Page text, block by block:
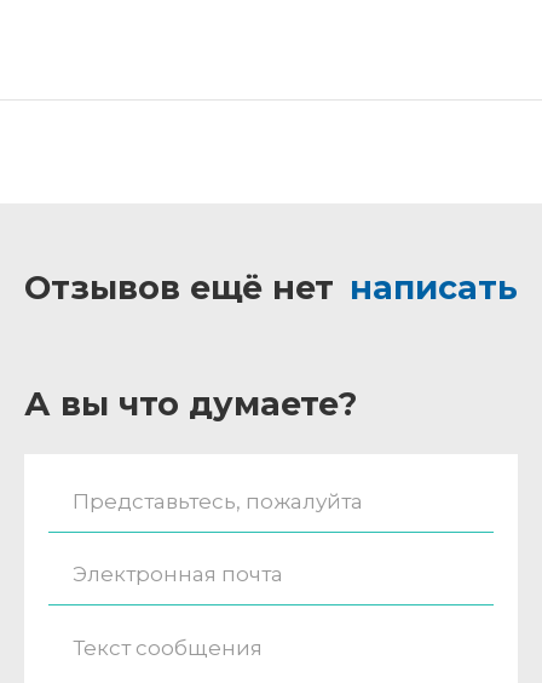
Отзывов ещё нет написать
А вы что думаете?